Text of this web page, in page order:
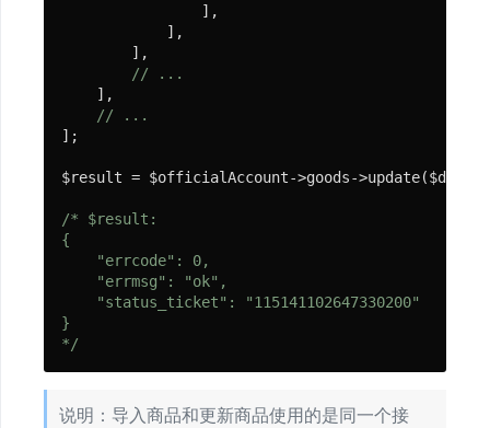
信
                ],
            ],
        ],
// ...
    ],
// ...
];
$result = $officialAccount->goods->update($data);
/* $result:
{
    "errcode": 0,
    "errmsg": "ok",
    "status_ticket": "115141102647330200"
}
*/
说明：导入商品和更新商品使用的是同一个接